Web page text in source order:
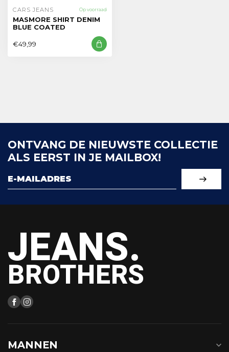
CARS JEANS Op voorraad
MASMORE SHIRT DENIM
BLUE COATED
€49,99
ONTVANG DE NIEUWSTE COLLECTIE
ALS EERST IN JE MAILBOX!
JEANS.
BROTHERS
MANNEN